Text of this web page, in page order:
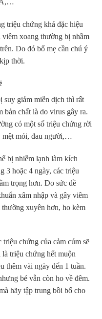
triệu chứng khá đặc hiệu
xoang thường bị nhầm
Do đó bố mẹ cần chú ý
thời.
suy giảm miễn dịch thì rất
bản chất là do virus gây ra.
có một số triệu chứng rời
mệt mỏi, đau người,…
bị nhiễm lạnh làm kích
3 hoặc 4 ngày, các triệu
trọng hơn. Do sức đề
xâm nhập và gây viêm
xuyên hơn, ho kèm
chứng của cảm cúm sẽ
triệu chứng hết muộn
thêm vài ngày đến 1 tuần.
bé vẫn còn ho về đêm.
hãy tập trung bồi bổ cho